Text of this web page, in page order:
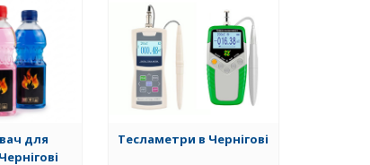
для
Тесламетри в Чернігові